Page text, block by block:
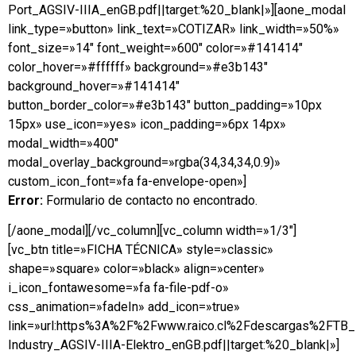
Port_AGSIV-IIIA_enGB.pdf||target:%20_blank|»][aone_modal
link_type=»button» link_text=»COTIZAR» link_width=»50%»
font_size=»14″ font_weight=»600″ color=»#141414″
color_hover=»#ffffff» background=»#e3b143″
background_hover=»#141414″
button_border_color=»#e3b143″ button_padding=»10px
15px» use_icon=»yes» icon_padding=»6px 14px»
modal_width=»400″
modal_overlay_background=»rgba(34,34,34,0.9)»
custom_icon_font=»fa fa-envelope-open»]
Error: Formulario de contacto no encontrado.
[/aone_modal][/vc_column][vc_column width=»1/3″]
[vc_btn title=»FICHA TÉCNICA» style=»classic»
shape=»square» color=»black» align=»center»
i_icon_fontawesome=»fa fa-file-pdf-o»
css_animation=»fadeIn» add_icon=»true»
Industry_AGSIV-IIIA-Elektro_enGB.pdf||target:%20_blank|»]